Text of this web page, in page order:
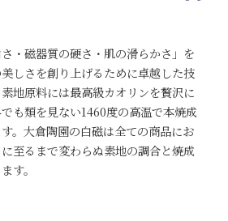
・磁器質の硬さ・肌の滑らかさ」を
しさを創り上げるために卓越した技
地原料には最高級カオリンを贅沢に
も類を見ない1460度の高温で本焼成
。大倉陶園の白磁は全ての商品にお
至るまで変わらぬ素地の調合と焼成
す。